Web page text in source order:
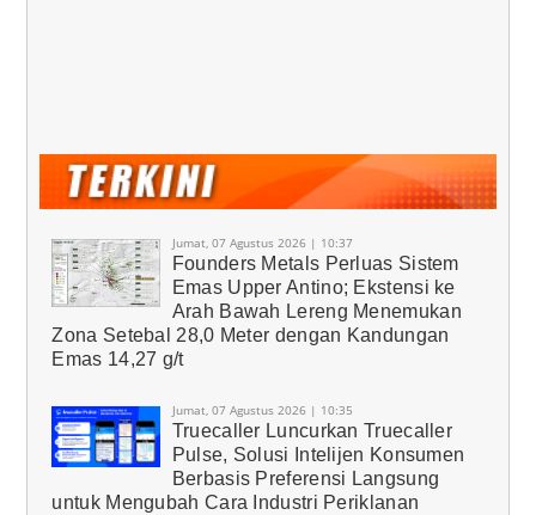
Jumat, 07 Agustus 2026 | 10:37
Founders Metals Perluas Sistem
Emas Upper Antino; Ekstensi ke
Arah Bawah Lereng Menemukan
Zona Setebal 28,0 Meter dengan Kandungan
Emas 14,27 g/t
Jumat, 07 Agustus 2026 | 10:35
Truecaller Luncurkan Truecaller
Pulse, Solusi Intelijen Konsumen
Berbasis Preferensi Langsung
untuk Mengubah Cara Industri Periklanan